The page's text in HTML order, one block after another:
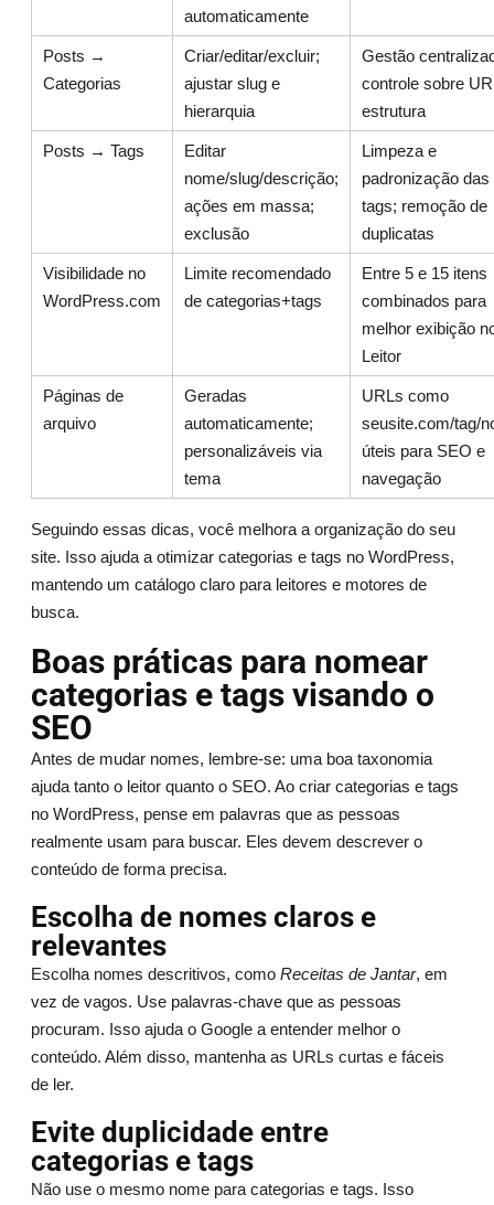
automaticamente
Posts →
Categorias
Criar/editar/excluir;
ajustar slug e
hierarquia
Gestão
controle sobre
estrutura
Posts → Tags
Editar
nome/slug/descrição;
ações em massa;
exclusão
Limpeza e
padronização das
tags; remoção de
duplicatas
Visibilidade no
WordPress.com
Limite recomendado
de categorias+tags
Entre 5 e 15 itens
combinados para
melhor exibição
Leitor
Páginas de
arquivo
Geradas
automaticamente;
personalizáveis via
tema
URLs como
seusite.com/tag/
úteis para SEO e
navegação
Seguindo essas dicas, você melhora a organização do seu
site. Isso ajuda a otimizar categorias e tags no WordPress,
mantendo um catálogo claro para leitores e motores de
busca.
Boas práticas para nomear
categorias e tags visando o
SEO
Antes de mudar nomes, lembre-se: uma boa taxonomia
ajuda tanto o leitor quanto o SEO. Ao criar categorias e tags
no WordPress, pense em palavras que as pessoas
realmente usam para buscar. Eles devem descrever o
conteúdo de forma precisa.
Escolha de nomes claros e
relevantes
Escolha nomes descritivos, como Receitas de Jantar, em
vez de vagos. Use palavras-chave que as pessoas
procuram. Isso ajuda o Google a entender melhor o
conteúdo. Além disso, mantenha as URLs curtas e fáceis
de ler.
Evite duplicidade entre
categorias e tags
Não use o mesmo nome para categorias e tags. Isso